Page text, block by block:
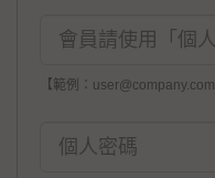
【範例：user@company.com